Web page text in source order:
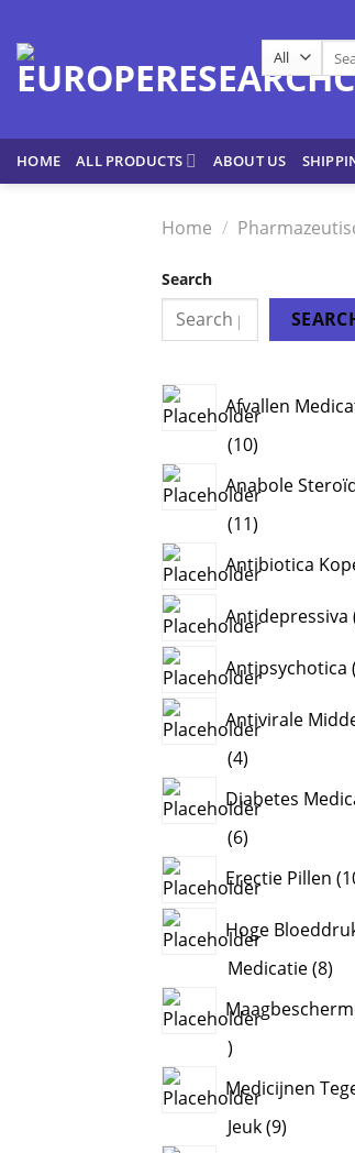
content
for:
HOME ALL PRODUCTS ABOUT US
Home /
Search
Afvallen
1010
Anabole
1111
Antibiotica
Antidepressiva
Antipsychotica
Antivirale
44
Diabetes
66
Erectie Pillen
Hoge
Medicatie 88
3
Medicijnen
Jeuk 99